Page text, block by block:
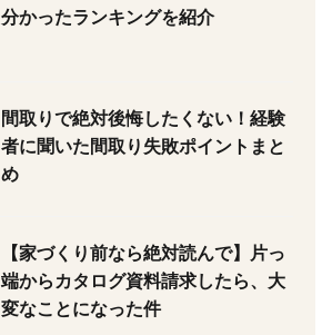
すめのサービスはどれ？実際に使
って分かったランキングを紹介
間取りで絶対後悔したくない！経
験者に聞いた間取り失敗ポイント
まとめ